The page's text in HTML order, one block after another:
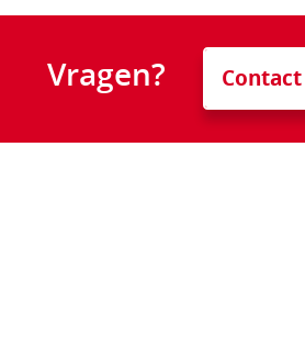
Vragen? Contact